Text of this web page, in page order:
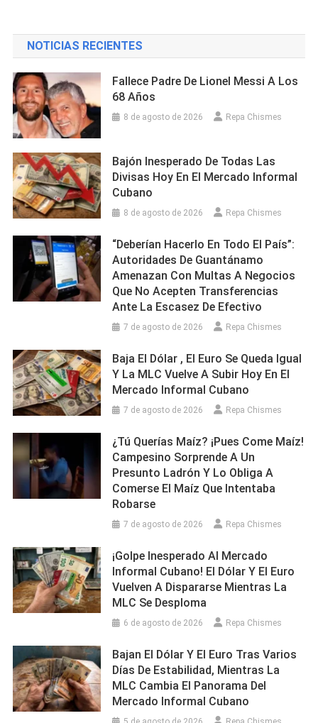
NOTICIAS RECIENTES
Fallece Padre De Lionel Messi A Los
68 Años
8 de agosto de 2026 Repa Chismes
Bajón Inesperado De Todas Las
Divisas Hoy En El Mercado Informal
Cubano
8 de agosto de 2026 Repa Chismes
“Deberían Hacerlo En Todo El País”:
Autoridades De Guantánamo
Amenazan Con Multas A Negocios
Que No Acepten Transferencias
Ante La Escasez De Efectivo
7 de agosto de 2026 Repa Chismes
Baja El Dólar , El Euro Se Queda Igual
Y La MLC Vuelve A Subir Hoy En El
Mercado Informal Cubano
7 de agosto de 2026 Repa Chismes
¿Tú Querías Maíz? ¡Pues Come Maíz!
Campesino Sorprende A Un
Presunto Ladrón Y Lo Obliga A
Comerse El Maíz Que Intentaba
Robarse
7 de agosto de 2026 Repa Chismes
¡Golpe Inesperado Al Mercado
Informal Cubano! El Dólar Y El Euro
Vuelven A Dispararse Mientras La
MLC Se Desploma
6 de agosto de 2026 Repa Chismes
Bajan El Dólar Y El Euro Tras Varios
Días De Estabilidad, Mientras La
MLC Cambia El Panorama Del
Mercado Informal Cubano